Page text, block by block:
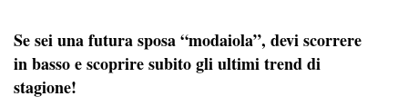
Se sei una futura sposa “modaiola”, devi scorrere
in basso e scoprire subito gli ultimi trend di
stagione!